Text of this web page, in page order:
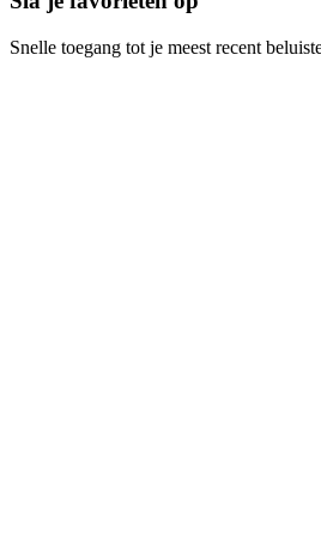
Snelle toegang tot je meest recent